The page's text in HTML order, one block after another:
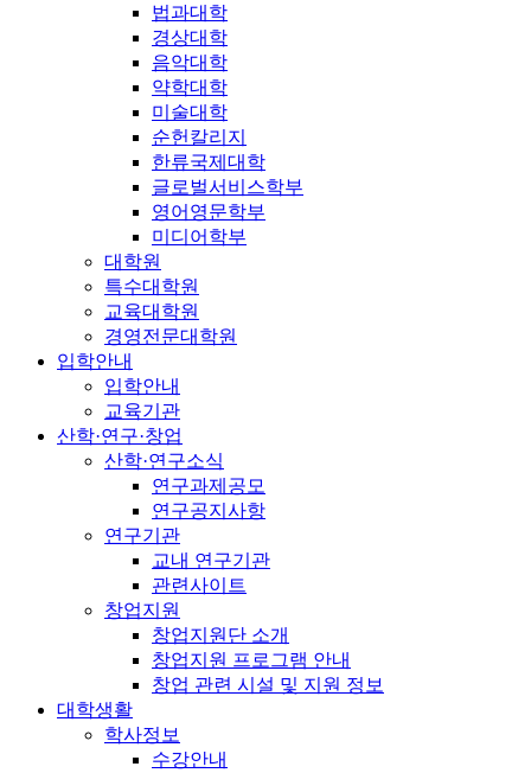
법과대학
경상대학
음악대학
약학대학
미술대학
순헌칼리지
한류국제대학
글로벌서비스학부
영어영문학부
미디어학부
대학원
특수대학원
교육대학원
경영전문대학원
입학안내
입학안내
교육기관
산학·연구·창업
산학·연구소식
연구과제공모
연구공지사항
연구기관
교내 연구기관
관련사이트
창업지원
창업지원단 소개
창업지원 프로그램 안내
창업 관련 시설 및 지원 정보
대학생활
학사정보
수강안내